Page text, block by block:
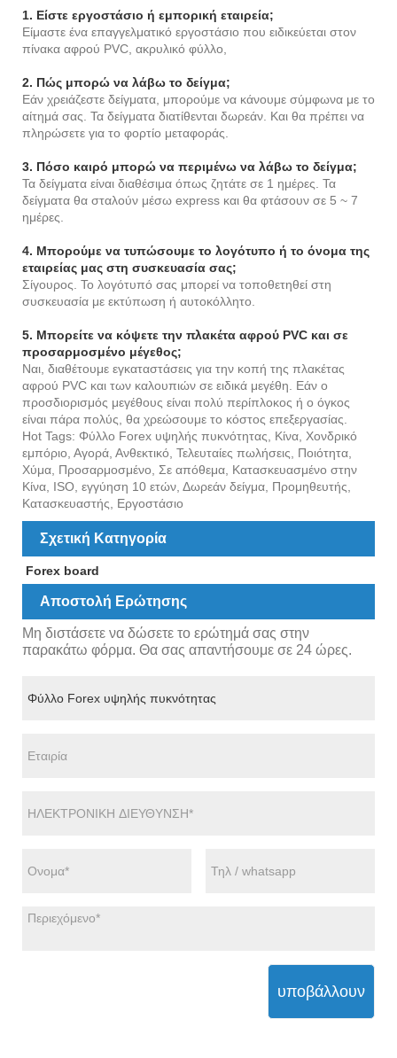
1. Είστε εργοστάσιο ή εμπορική εταιρεία;
Είμαστε ένα επαγγελματικό εργοστάσιο που ειδικεύεται στον
πίνακα αφρού PVC, ακρυλικό φύλλο,
2. Πώς μπορώ να λάβω το δείγμα;
Εάν χρειάζεστε δείγματα, μπορούμε να κάνουμε σύμφωνα με το
αίτημά σας. Τα δείγματα διατίθενται δωρεάν. Και θα πρέπει να
πληρώσετε για το φορτίο μεταφοράς.
3. Πόσο καιρό μπορώ να περιμένω να λάβω το δείγμα;
Τα δείγματα είναι διαθέσιμα όπως ζητάτε σε 1 ημέρες. Τα
δείγματα θα σταλούν μέσω express και θα φτάσουν σε 5 ~ 7
ημέρες.
4. Μπορούμε να τυπώσουμε το λογότυπο ή το όνομα της
εταιρείας μας στη συσκευασία σας;
Σίγουρος. Το λογότυπό σας μπορεί να τοποθετηθεί στη
συσκευασία με εκτύπωση ή αυτοκόλλητο.
5. Μπορείτε να κόψετε την πλακέτα αφρού PVC και σε
προσαρμοσμένο μέγεθος;
Ναι, διαθέτουμε εγκαταστάσεις για την κοπή της πλακέτας
αφρού PVC και των καλουπιών σε ειδικά μεγέθη. Εάν ο
προσδιορισμός μεγέθους είναι πολύ περίπλοκος ή ο όγκος
είναι πάρα πολύς, θα χρεώσουμε το κόστος επεξεργασίας.
Hot Tags: Φύλλο Forex υψηλής πυκνότητας, Κίνα, Χονδρικό
εμπόριο, Αγορά, Ανθεκτικό, Τελευταίες πωλήσεις, Ποιότητα,
Χύμα, Προσαρμοσμένο, Σε απόθεμα, Κατασκευασμένο στην
Κίνα, ISO, εγγύηση 10 ετών, Δωρεάν δείγμα, Προμηθευτής,
Κατασκευαστής, Εργοστάσιο
Σχετική Κατηγορία
Forex board
Αποστολή Ερώτησης
Μη διστάσετε να δώσετε το ερώτημά σας στην
παρακάτω φόρμα. Θα σας απαντήσουμε σε 24 ώρες.
υποβάλλουν